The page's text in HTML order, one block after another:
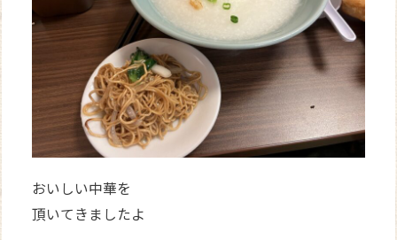
おいしい中華を
頂いてきましたよ